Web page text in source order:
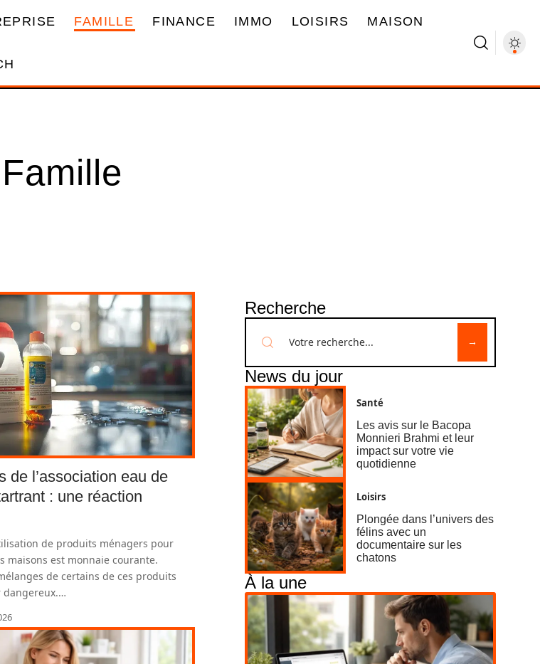
FAMILLE FINANCE IMMO LOISIRS MAISON
Famille
de l’association eau de
: une réaction
de produits ménagers pour
maisons est monnaie courante.
de certains de ces produits
dangereux.…
Recherche
News du jour
Santé
Les avis sur le Bacopa
Monnieri Brahmi et leur
impact sur votre vie
quotidienne
Loisirs
Plongée dans l’univers des
félins avec un
documentaire sur les
chatons
À la une